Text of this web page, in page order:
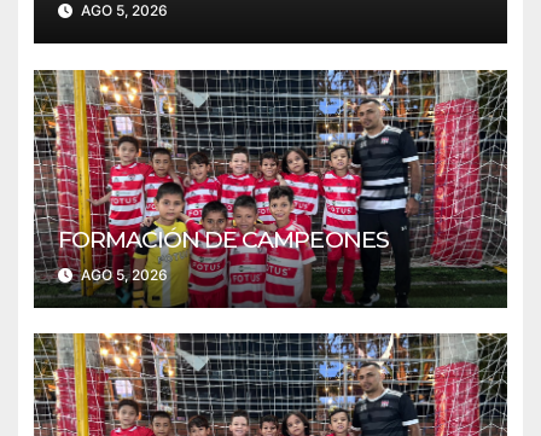
AGO 5, 2026
FORMACIÓN DE CAMPEONES
AGO 5, 2026